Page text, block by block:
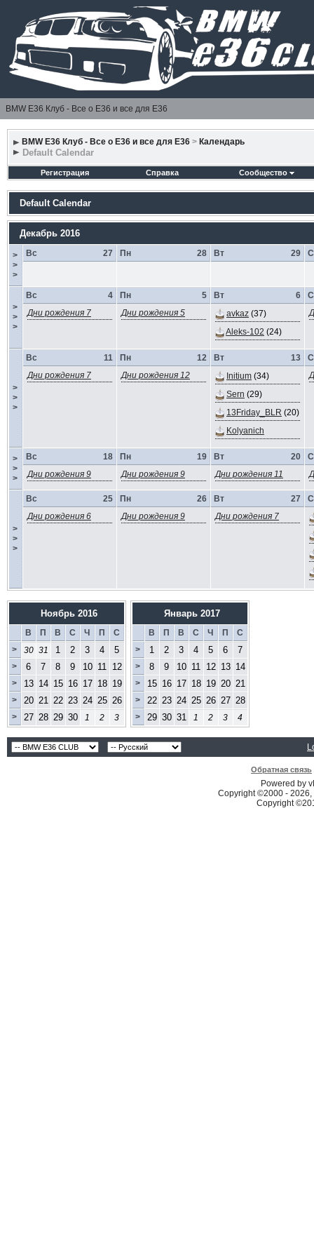
BMW E36 Клуб - Все о Е36 и все для Е36
BMW E36 Клуб - Все о Е36 и все для Е36 > Календарь
Default Calendar
Регистрация Справка Сообщество
Default Calendar
Декабрь 2016
>
>
>
27
Вс 28
Пн 29
Вт
>
>
>
4
Вс
Дни рождения 7
5
Пн
Дни рождения 5
6
Вт
avkaz(37)
Aleks-102 (24)
>
>
>
11
Вс
Дни рождения 7
12
Пн
Дни рождения 12
13
Вт
Initium(34)
Sern (29)
13Friday_BLR (20)
Kolyanich
>
>
>
18
Вс
Дни рождения 9
19
Пн
Дни рождения 9
20
Вт
Дни рождения 11
>
>
>
25
Вс
Дни рождения 6
26
Пн
Дни рождения 9
27
Вт
Дни рождения 7
Ноябрь 2016
В П В С Ч П
С
>
30 31 1 2 3 4 5
> 6 7 8 9 10 11 12
> 13 14 15 16 17 18 19
> 20 21 22 23 24 25 26
> 27 28 29 30 1 2 3
Январь 2017
В П В С Ч П
С
>
1 2 3 4 5 6 7
> 8 9 10 11 12 13 14
> 15 16 17 18 19 20 21
> 22 23 24 25 26 27 28
> 29 30 31 1 2 3 4
Обратная связь
Powered by
Copyright ©2000 -
Copyright